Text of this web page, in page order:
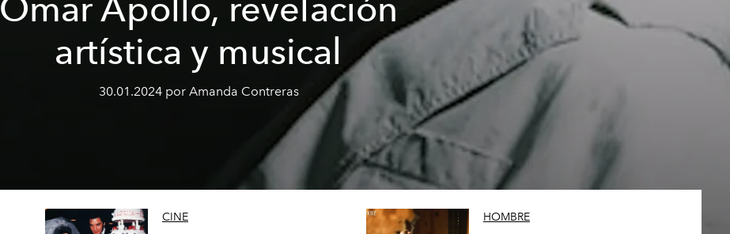
Omar Apollo, revelación
artística y musical
30.01.2024 por Amanda Contreras
CINE HOMBRE